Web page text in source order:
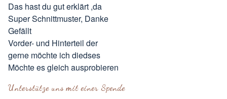
Das hast du gut erklärt ,da
Super Schnittmuster, Danke
Gefällt
Vorder- und Hinterteil der
gerne möchte ich diedses
Möchte es gleich ausprobieren
Unterstütze uns mit einer Spende